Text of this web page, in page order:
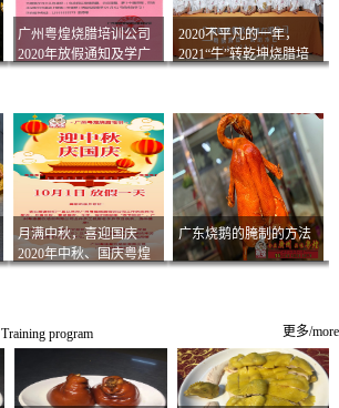
广州粤煌烧腊培训公司
2020年放假通知及学广
2020不平凡的一年，
2021“牛”转乾坤烧腊培
月满中秋，喜迎国庆
2020年中秋、国庆粤煌
广东烧鹅的腌制的方法
Training program 更多/more